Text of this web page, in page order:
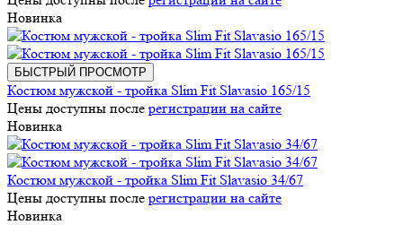
Новинка
БЫСТРЫЙ ПРОСМОТР
Костюм мужской - тройка Slim Fit Slavasio 165/15
Цены доступны после регистрации на сайте
Новинка
Костюм мужской - тройка Slim Fit Slavasio 34/67
Цены доступны после регистрации на сайте
Новинка